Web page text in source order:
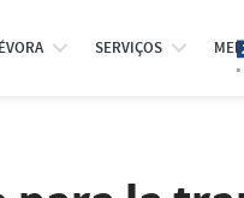
SERVIÇOS